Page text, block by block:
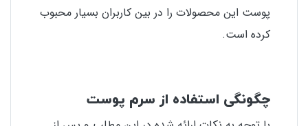
پوست این محصولات را در بین کاربران بسیار محبوب
کرده‌ است.
چگونگی استفاده از سرم پوست